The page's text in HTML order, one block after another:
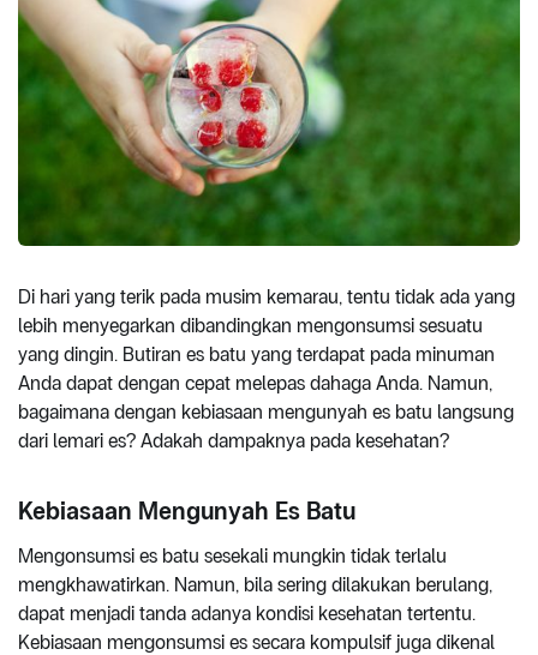
Di hari yang terik pada musim kemarau, tentu tidak ada yang
lebih menyegarkan dibandingkan mengonsumsi sesuatu
yang dingin. Butiran es batu yang terdapat pada minuman
Anda dapat dengan cepat melepas dahaga Anda. Namun,
bagaimana dengan kebiasaan mengunyah es batu langsung
dari lemari es? Adakah dampaknya pada kesehatan?
Kebiasaan Mengunyah Es Batu
Mengonsumsi es batu sesekali mungkin tidak terlalu
mengkhawatirkan. Namun, bila sering dilakukan berulang,
dapat menjadi tanda adanya kondisi kesehatan tertentu.
Kebiasaan mengonsumsi es secara kompulsif juga dikenal